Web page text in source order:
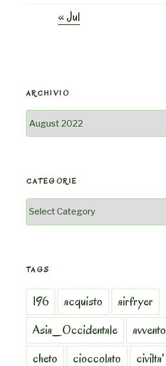
« Jul
ARCHIVIO
Archivio
CATEGORIE
Categorie
TAGS
196 acquisto
airfryer
Asia_Occidentale
avvento
cheto
cioccolato civilta'